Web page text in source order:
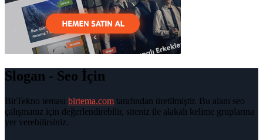
Slogan - Seo İçin
BirTekno teması birtema.com tarafından üretilmiştir. Bu alanı seo
çalışmanız için değerlendirebilir, siteniz ile alakalı kelime gruplarına
yer verebilirsiniz.